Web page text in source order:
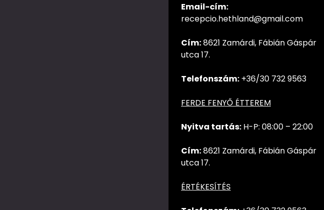
Email-cím:
recepcio.hethland@gmail.com
Cím:8621 Zamárdi, Fábián Gáspár
utca 17.
Telefonszám: +36/30 732 9563
FERDE FENYŐ ÉTTEREM
Nyitva tartás: H-P: 08:00 – 22:00
Cím:8621 Zamárdi, Fábián Gáspár
utca 17.
ÉRTÉKESÍTÉS